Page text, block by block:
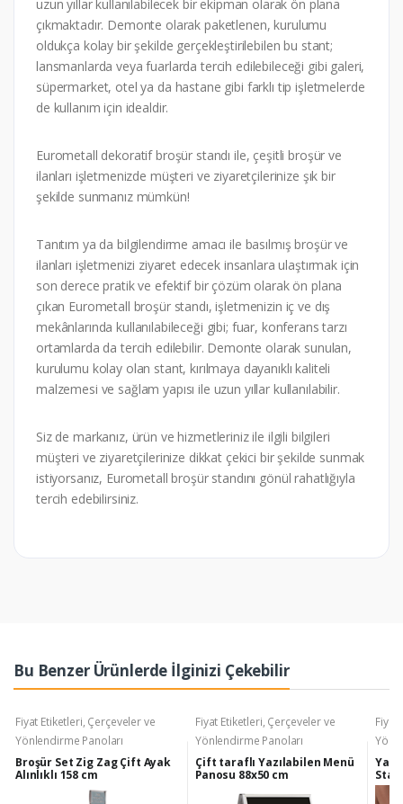
uzun yıllar kullanılabilecek bir ekipman olarak ön plana
çıkmaktadır. Demonte olarak paketlenen, kurulumu
oldukça kolay bir şekilde gerçekleştirilebilen bu stant;
lansmanlarda veya fuarlarda tercih edilebileceği gibi galeri,
süpermarket, otel ya da hastane gibi farklı tip işletmelerde
de kullanım için idealdir.
Eurometall dekoratif broşür standı ile, çeşitli broşür ve
ilanları işletmenizde müşteri ve ziyaretçilerinize şık bir
şekilde sunmanız mümkün!
Tanıtım ya da bilgilendirme amacı ile basılmış broşür ve
ilanları işletmenizi ziyaret edecek insanlara ulaştırmak için
son derece pratik ve efektif bir çözüm olarak ön plana
çıkan Eurometall broşür standı, işletmenizin iç ve dış
mekânlarında kullanılabileceği gibi; fuar, konferans tarzı
ortamlarda da tercih edilebilir. Demonte olarak sunulan,
kurulumu kolay olan stant, kırılmaya dayanıklı kaliteli
malzemesi ve sağlam yapısı ile uzun yıllar kullanılabilir.
Siz de markanız, ürün ve hizmetleriniz ile ilgili bilgileri
müşteri ve ziyaretçilerinize dikkat çekici bir şekilde sunmak
istiyorsanız, Eurometall broşür standını gönül rahatlığıyla
tercih edebilirsiniz.
Bu Benzer Ürünlerde İlginizi Çekebilir
Fiyat Etiketleri, Çerçeveler ve
Yönlendirme Panoları
Broşür Set Zig Zag Çift Ayak
Alınlıklı 158 cm
Fiyat Etiketleri, Çerçeveler ve
Yönlendirme Panoları
Çift taraflı Yazılabilen Menü
Panosu 88x50 cm
Fiyat